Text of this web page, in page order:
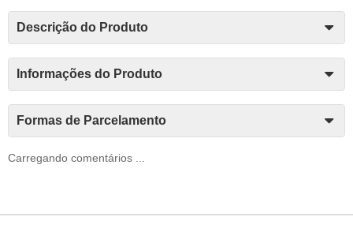
Descrição do Produto
Informações do Produto
Formas de Parcelamento
Carregando comentários ...